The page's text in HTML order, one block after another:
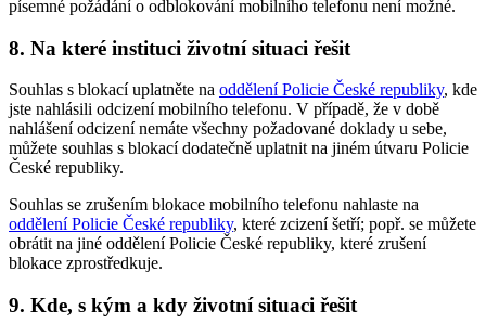
písemné požádání o odblokování mobilního telefonu není možné.
8. Na které instituci životní situaci řešit
Souhlas s blokací uplatněte na oddělení Policie České republiky, kde
jste nahlásili odcizení mobilního telefonu. V případě, že v době
nahlášení odcizení nemáte všechny požadované doklady u sebe,
můžete souhlas s blokací dodatečně uplatnit na jiném útvaru Policie
České republiky.
Souhlas se zrušením blokace mobilního telefonu nahlaste na
oddělení Policie České republiky, které zcizení šetří; popř. se můžete
obrátit na jiné oddělení Policie České republiky, které zrušení
blokace zprostředkuje.
9. Kde, s kým a kdy životní situaci řešit